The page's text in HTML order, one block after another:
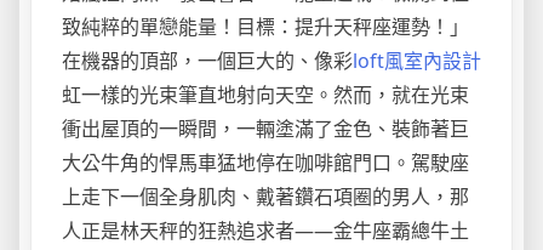
致純粹的單戀能量！目標：提升天秤座運勢！」
在機器的頂部，一個巨大的、像彩loft風室內設計
虹一樣的光束筆直地射向天空。然而，就在光束
衝出屋頂的一瞬間，一輛塗滿了金色、裝飾著巨
大公牛角的悍馬車猛地停在咖啡館門口。駕駛座
上走下一個全身肌肉、戴著鑽石項圈的男人，那
人正是林天秤的狂熱追求者——金牛座霸總牛土